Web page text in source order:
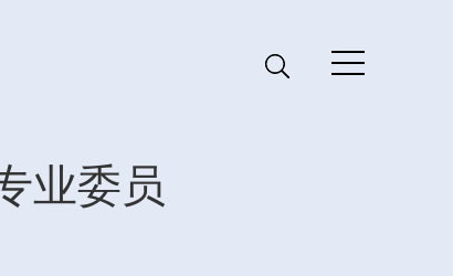
业委员